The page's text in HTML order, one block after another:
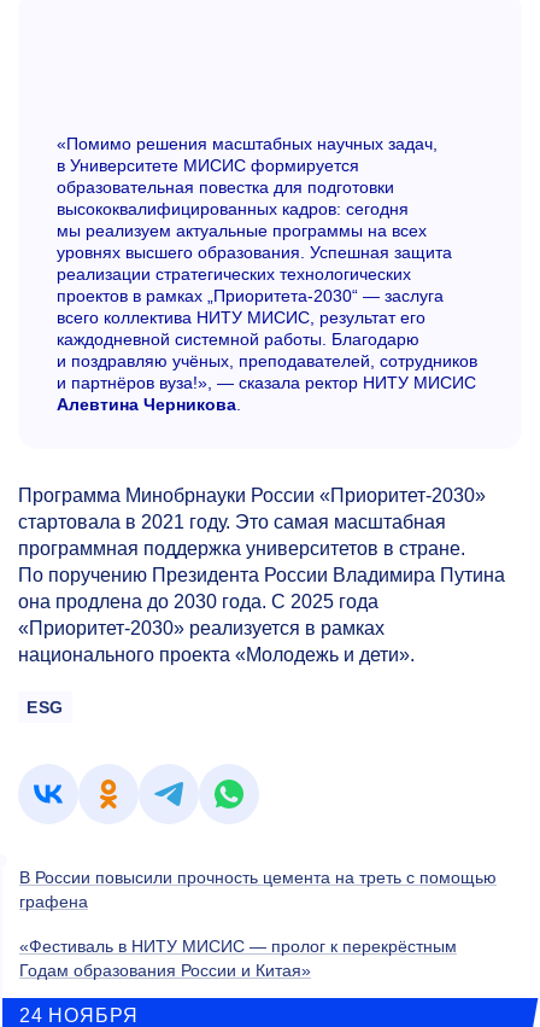
«Помимо решения масштабных научных задач,
в Университете МИСИС формируется
образовательная повестка для подготовки
высококвалифицированных кадров: сегодня
мы реализуем актуальные программы на всех
уровнях высшего образования. Успешная защита
реализации стратегических технологических
проектов в рамках „Приоритета-2030“ — заслуга
всего коллектива НИТУ МИСИС, результат его
каждодневной системной работы. Благодарю
и поздравляю учёных, преподавателей, сотрудников
и партнёров вуза!», — сказала ректор НИТУ МИСИС
Алевтина Черникова
Программа Минобрнауки России «Приоритет-2030»
стартовала в 2021 году. Это самая масштабная
программная поддержка университетов в стране.
По поручению Президента России Владимира Путина
она продлена до 2030 года. С 2025 года
«Приоритет-2030» реализуется в рамках
национального проекта «Молодежь и дети».
ESG
В России повысили прочность цемента на треть с помощью
графена
«Фестиваль в НИТУ МИСИС — пролог к перекрёстным
Годам образования России и Китая»
24 НОЯБРЯ